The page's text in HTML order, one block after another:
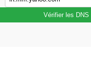
Vérifier les DNS